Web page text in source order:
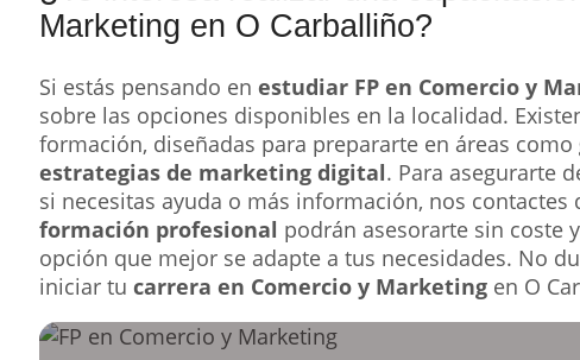
Marketing en O Carballiño?
Si estás pensando en estudiar FP en Comercio y
sobre las opciones disponibles en la localidad.
formación, diseñadas para prepararte en áreas como
estrategias de marketing digital. Para asegurarte
si necesitas ayuda o más información, nos
formación profesional podrán asesorarte sin coste
opción que mejor se adapte a tus necesidades. No
iniciar tu carrera en Comercio y Marketing en O